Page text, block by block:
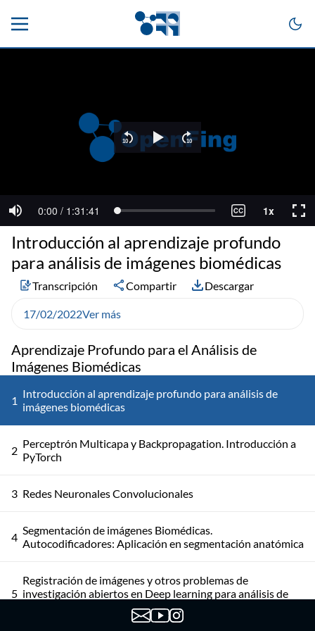
Aprendizaje Profundo para el Análisis de
Imágenes Biomédicas
1 Introducción al aprendizaje profundo para análisis de
imágenes biomédicas
2 Perceptrón Multicapa y Backpropagation. Introducción a
PyTorch
3 Redes Neuronales Convolucionales
4 Segmentación de imágenes Biomédicas.
Autocodificadores: Aplicación en segmentación anatómica
5
Registración de imágenes y otros problemas de
investigación abiertos en Deep learning para análisis de
Introducción al aprendizaje profundo
para análisis de imágenes biomédicas
Transcripción Compartir Descargar
17/02/2022Ver más